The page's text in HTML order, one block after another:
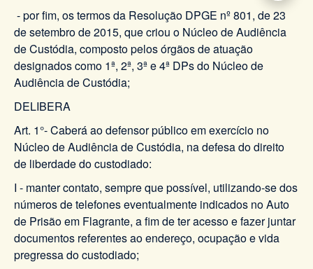
- por fim, os termos da Resolução DPGE nº 801, de 23
de setembro de 2015, que criou o Núcleo de Audiência
de Custódia, composto pelos órgãos de atuação
designados como 1ª, 2ª, 3ª e 4ª DPs do Núcleo de
Audiência de Custódia;
DELIBERA
Art. 1°- Caberá ao defensor público em exercício no
Núcleo de Audiência de Custódia, na defesa do direito
de liberdade do custodiado:
I - manter contato, sempre que possível, utilizando-se dos
números de telefones eventualmente indicados no Auto
de Prisão em Flagrante, a fim de ter acesso e fazer juntar
documentos referentes ao endereço, ocupação e vida
pregressa do custodiado;